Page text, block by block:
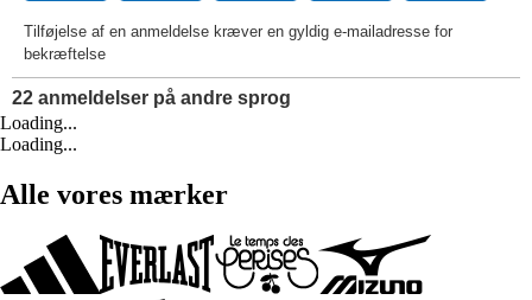
Loading...
Loading...
Alle vores mærker